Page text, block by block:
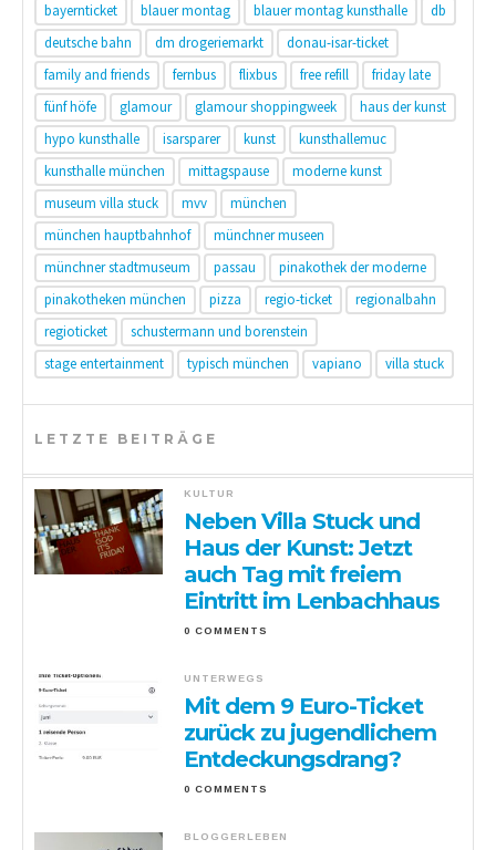
bayernticket
blauer montag blauer montag kunsthalle
db
deutsche bahn
dm drogeriemarkt
donau-isar-ticket
family and friends
fernbus flixbus free refill
friday late
fünf höfe
glamour glamour shoppingweek
haus der kunst
hypo kunsthalle
isarsparer kunst
kunsthallemuc
kunsthalle münchen
mittagspause
moderne kunst
museum villa stuck
mvv
münchen
münchen hauptbahnhof
münchner museen
münchner stadtmuseum
passau
pinakothek der moderne
pinakotheken münchen
pizza regio-ticket
regionalbahn
regioticket
schustermann und borenstein
stage entertainment
typisch münchen vapiano villa stuck
LETZTE BEITRÄGE
KULTUR
Neben Villa Stuck und
Haus der Kunst: Jetzt
auch Tag mit freiem
Eintritt im Lenbachhaus
0 COMMENTS
UNTERWEGS
Mit dem 9 Euro-Ticket
zurück zu jugendlichem
Entdeckungsdrang?
0 COMMENTS
BLOGGERLEBEN